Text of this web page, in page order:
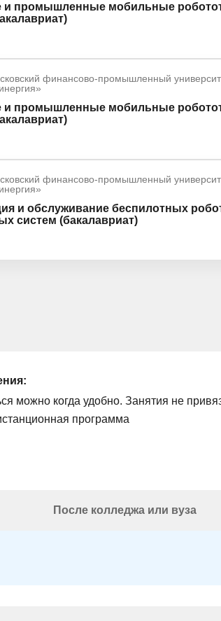
промышленные мобильные
финансово-промышленный
промышленные мобильные
финансово-промышленный
и обслуживание беспилотных
систем (бакалавриат)
можно когда удобно. Занятия не
программа
После колледжа или вуза